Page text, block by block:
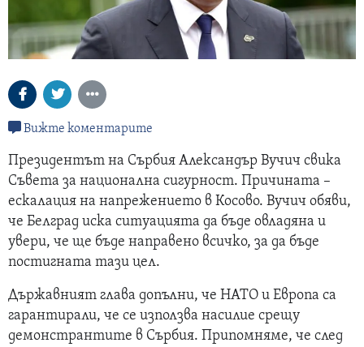
Вижте коментарите
Президентът на Сърбия Александър Вучич свика
Съвета за национална сигурност. Причината –
ескалация на напрежението в Косово. Вучич обяви,
че Белград иска ситуацията да бъде овладяна и
увери, че ще бъде направено всичко, за да бъде
постигната тази цел.
Държавният глава допълни, че НАТО и Европа са
гарантирали, че се използва насилие срещу
демонстрантите в Сърбия. Припомняме, че след